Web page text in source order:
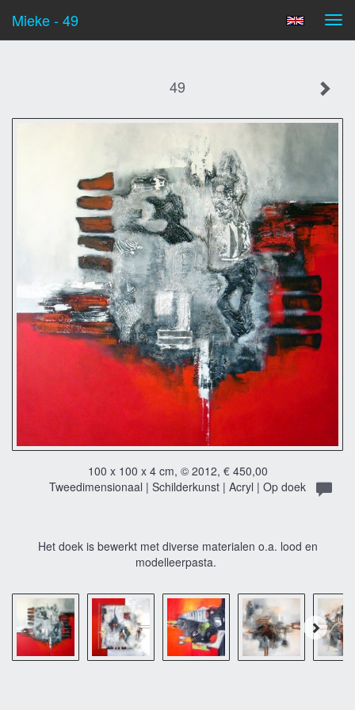
Mieke - 49
49
100 x 100 x 4 cm, © 2012, € 450,00
Tweedimensionaal | Schilderkunst | Acryl | Op doek
Het doek is bewerkt met diverse materialen o.a. lood en
modelleerpasta.